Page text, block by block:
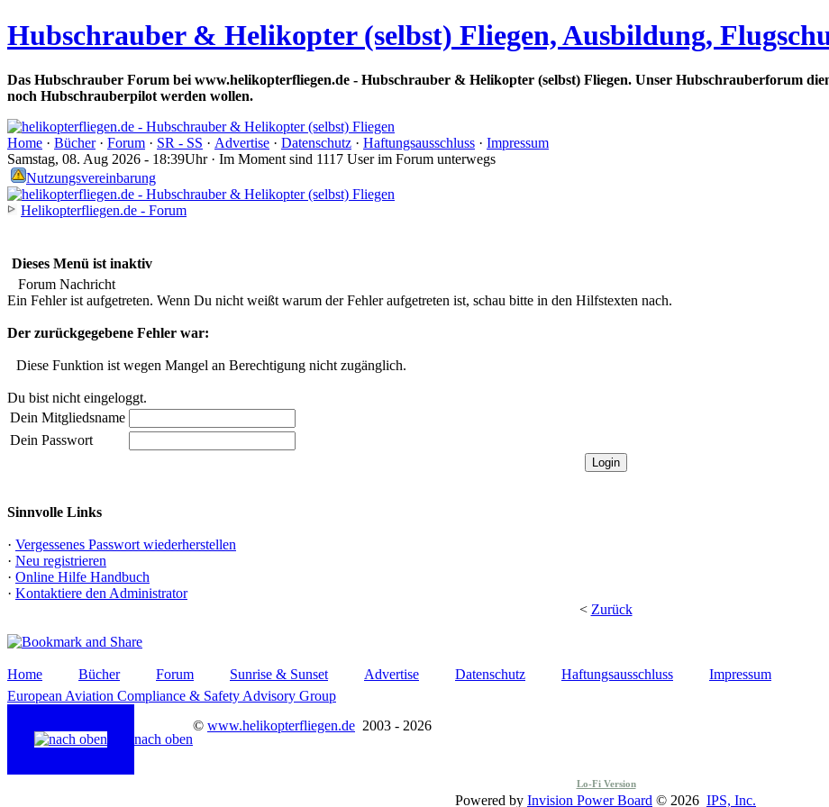
Hubschrauber & Helikopter (selbst) Fliegen, Ausbildung,
Das Hubschrauber Forum bei www.helikopterfliegen.de - Hubschrauber & Helikopter (selbst) Fliegen. Unser Hubschrauberforum
noch Hubschrauberpilot werden wollen.
Home · Bücher· Forum · SR - SS · Advertise · Datenschutz · Haftungsausschluss · Impressum
Samstag, 08. Aug 2026 - 18:39Uhr · Im Moment sind 1117 User im Forum unterwegs
Nutzungsvereinbarung
Helikopterfliegen.de - Forum
Dieses Menü ist inaktiv
Forum Nachricht
Ein Fehler ist aufgetreten. Wenn Du nicht weißt warum der Fehler aufgetreten ist, schau bitte in den Hilfstexten nach.
Der zurückgegebene Fehler war:
Diese Funktion ist wegen Mangel an Berechtigung nicht zugänglich.
Du bist nicht eingeloggt.
Dein Mitgliedsname
Dein Passwort
Sinnvolle Links
· Vergessenes Passwort wiederherstellen
· Neu registrieren
· Online Hilfe Handbuch
· Kontaktiere den Administrator
< Zurück
Home Bücher Forum Sunrise & Sunset Advertise Datenschutz Haftungsausschluss
Impressum
European Aviation Compliance & Safety Advisory Group
nach oben
© www.helikopterfliegen.de 2003 - 2026
Lo-Fi Version
Powered by Invision Power Board © 2026 IPS, Inc.